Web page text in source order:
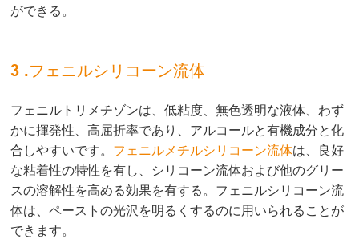
ができる。
3 .フェニルシリコーン流体
フェニルトリメチゾンは、低粘度、無色透明な液体、わず
かに揮発性、高屈折率であり、アルコールと有機成分と化
合しやすいです。 フェニルメチルシリコーン流体は、良好
な粘着性の特性を有し、シリコーン流体および他のグリー
スの溶解性を高める効果を有する。フェニルシリコーン流
体は、ペーストの光沢を明るくするのに用いられることが
できます。